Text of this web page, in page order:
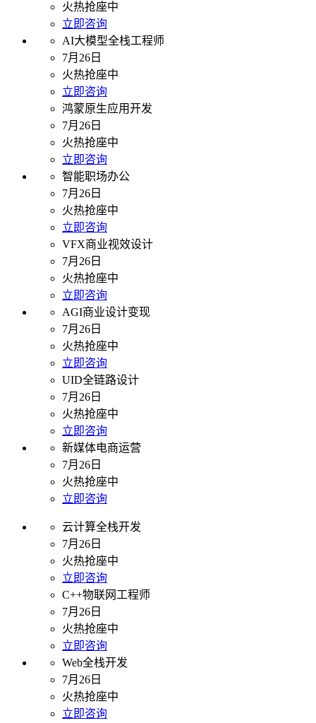
火热抢座中
立即咨询
AI大模型全栈工程师
7月26日
火热抢座中
立即咨询
鸿蒙原生应用开发
7月26日
火热抢座中
立即咨询
智能职场办公
7月26日
火热抢座中
立即咨询
VFX商业视效设计
7月26日
火热抢座中
立即咨询
AGI商业设计变现
7月26日
火热抢座中
立即咨询
UID全链路设计
7月26日
火热抢座中
立即咨询
新媒体电商运营
7月26日
火热抢座中
立即咨询
云计算全栈开发
7月26日
火热抢座中
立即咨询
C++物联网工程师
7月26日
火热抢座中
立即咨询
Web全栈开发
7月26日
火热抢座中
立即咨询